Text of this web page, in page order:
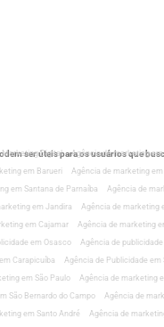
ser úteis para os usuários que
Marketing Digital
Agência de marketing
em Barueri
Agência de marketing
em Santana de Parnaíba
Agência de
em Jandira
Agência de marketing
em Cajamar
Agência de marketing
em Osasco
Agência de
Carapicuíba
Agência de Publicidade em
em São Paulo
Agência de marketing
São Bernardo do Campo
Agência de
em Santo André
Agência de